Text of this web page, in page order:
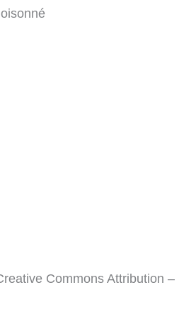
Commons Attribution –